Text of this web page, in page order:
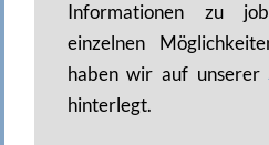
Informationen zu
einzelnen
haben wir auf unserer
hinterlegt.